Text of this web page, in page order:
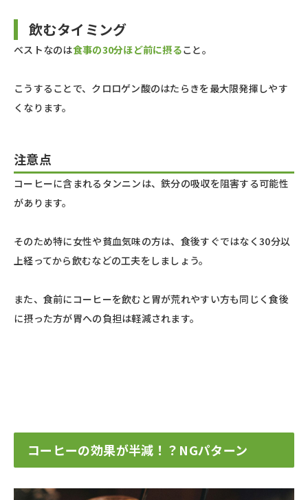
飲むタイミング
ベストなのは食事の30分ほど前に摂ること。
こうすることで、クロロゲン酸のはたらきを最大限発揮しやす
くなります。
注意点
コーヒーに含まれるタンニンは、鉄分の吸収を阻害する可能性
があります。
そのため特に女性や貧血気味の方は、食後すぐではなく30分以
上経ってから飲むなどの工夫をしましょう。
また、食前にコーヒーを飲むと胃が荒れやすい方も同じく食後
に摂った方が胃への負担は軽減されます。
コーヒーの効果が半減！？NGパターン